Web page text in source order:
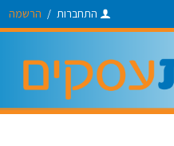
התחברות / הרשמה